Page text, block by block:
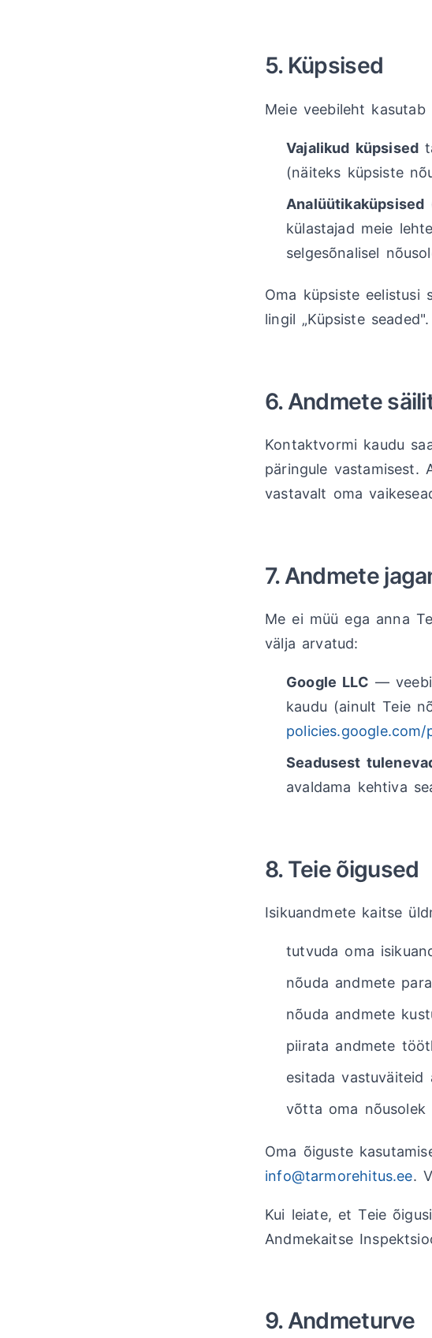
5. Küpsised
Meie veebileht
Vajalikud küpsised
(näiteks küpsiste
Analüütikaküpsised
külastajad meie
selgesõnalisel
Oma küpsiste eelistusi
lingil „Küpsiste seaded".
6. Andmete
Kontaktvormi kaudu
päringule vastamisest.
vastavalt oma
7. Andmete
Me ei müü ega anna
välja arvatud:
Google LLC —
kaudu (ainult Teie
policies.google.com/
Seadusest
avaldama kehtiva
8. Teie õigused
Isikuandmete kaitse
tutvuda oma
nõuda andmete
nõuda andmete
piirata andmete
esitada vastuväiteid
võtta oma nõusolek
Oma õiguste
info@tarmorehitus.ee.
Kui leiate, et Teie
Andmekaitse
9. Andmeturve